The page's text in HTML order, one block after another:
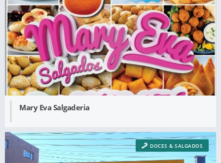
Mary Eva Salgaderia
DOCES & SALGADOS